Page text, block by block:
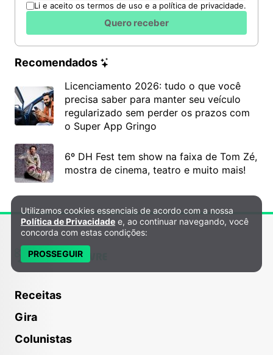
Li e aceito os termos de uso e a política de privacidade.
Quero receber
Recomendados
Licenciamento 2026: tudo o que você
precisa saber para manter seu veículo
regularizado sem perder os prazos com
o Super App Gringo
6º DH Fest tem show na faixa de Tom Zé,
mostra de cinema, teatro e muito mais!
Receitas
Gira
Colunistas
Política de Privacidade e Cookies
Utilizamos cookies essenciais de acordo com a nossa
Política de Privacidade e, ao continuar navegando, você
concorda com estas condições:
PROSSEGUIR